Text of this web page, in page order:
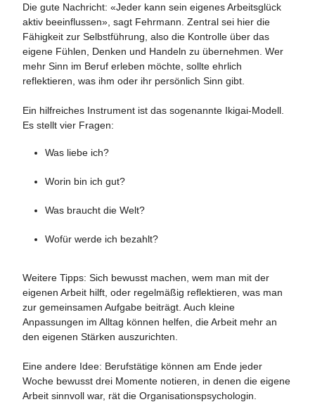
Die gute Nachricht: «Jeder kann sein eigenes Arbeitsglück
aktiv beeinflussen», sagt Fehrmann. Zentral sei hier die
Fähigkeit zur Selbstführung, also die Kontrolle über das
eigene Fühlen, Denken und Handeln zu übernehmen. Wer
mehr Sinn im Beruf erleben möchte, sollte ehrlich
reflektieren, was ihm oder ihr persönlich Sinn gibt.
Ein hilfreiches Instrument ist das sogenannte Ikigai-Modell.
Es stellt vier Fragen:
Was liebe ich?
Worin bin ich gut?
Was braucht die Welt?
Wofür werde ich bezahlt?
Weitere Tipps: Sich bewusst machen, wem man mit der
eigenen Arbeit hilft, oder regelmäßig reflektieren, was man
zur gemeinsamen Aufgabe beiträgt. Auch kleine
Anpassungen im Alltag können helfen, die Arbeit mehr an
den eigenen Stärken auszurichten.
Eine andere Idee: Berufstätige können am Ende jeder
Woche bewusst drei Momente notieren, in denen die eigene
Arbeit sinnvoll war, rät die Organisationspsychologin.